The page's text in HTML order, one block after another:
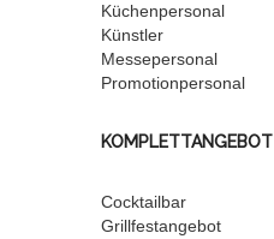
Küchenpersonal
Künstler
Messepersonal
Promotionpersonal
KOMPLETTANGEBOT
Cocktailbar
Grillfestangebot